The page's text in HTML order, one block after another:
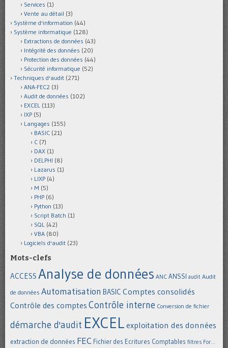
Services (1)
Vente au détail (3)
Système d'information (44)
Système informatique (128)
Extractions de données (43)
Intégrité des données (20)
Protection des données (44)
Sécurité informatique (52)
Techniques d'audit (271)
ANA-FEC2 (3)
Audit de données (102)
EXCEL (113)
IXP (5)
Langages (155)
BASIC (21)
C (7)
DAX (1)
DELPHI (8)
Lazarus (1)
LIXP (4)
M (5)
PHP (6)
Python (13)
Script Batch (1)
SQL (42)
VBA (80)
Logiciels d'audit (23)
Mots-clefs
ACCESS Analyse de données ANC ANSSI audit Audit
de données Automatisation BASIC Comptes consolidés
Contrôle des comptes Contrôle interne Conversion de fichier
démarche d'audit EXCEL exploitation des données
extraction de données FEC Fichier des Ecritures Comptables filtres For...